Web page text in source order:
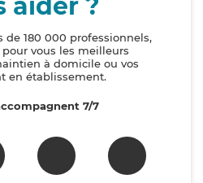
aider ?
de 180 000 professionnels,
vous les meilleurs
à domicile ou vos
en établissement.
7/7